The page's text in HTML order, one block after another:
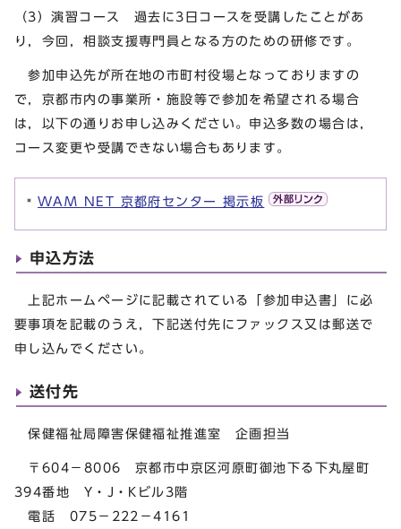
（3）演習コース 過去に3日コースを受講したことがあ
り，今回，相談支援専門員となる方のための研修です。
参加申込先が所在地の市町村役場となっておりますの
で，京都市内の事業所・施設等で参加を希望される場合
は，以下の通りお申し込みください。申込多数の場合は，
コース変更や受講できない場合もあります。
WAM NET 京都府センター 掲示板
申込方法
上記ホームページに記載されている「参加申込書」に必
要事項を記載のうえ，下記送付先にファックス又は郵送で
申し込んでください。
送付先
保健福祉局障害保健福祉推進室 企画担当
〒604－8006 京都市中京区河原町御池下る下丸屋町
394番地 Y・J・Kビル3階
電話 075－222－4161